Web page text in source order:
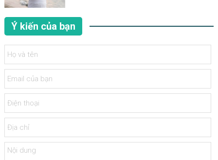
sàng ngẫu nhiên và có đối chứng giả
dược kéo dài 12 tuần
Ý kiến của bạn